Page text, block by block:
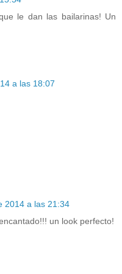
le dan las bailarinas! Un
a las 18:07
2014 a las 21:34
un look perfecto!